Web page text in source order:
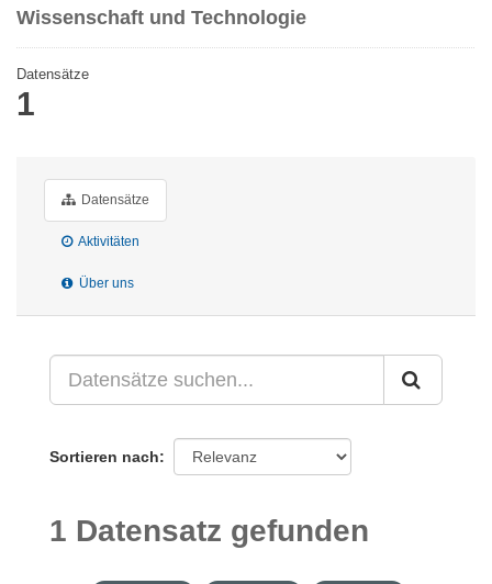
Wissenschaft und Technologie
Datensätze
1
Datensätze
Aktivitäten
Über uns
Sortieren nach
1 Datensatz gefunden